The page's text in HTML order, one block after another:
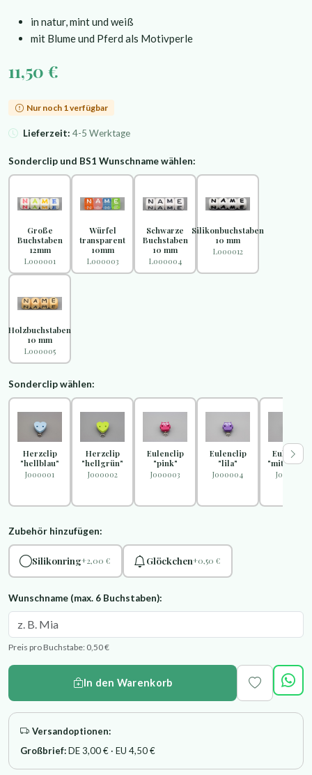
in natur, mint und weiß
mit Blume und Pferd als Motivperle
11,50 €
Nur noch 1 verfügbar
Lieferzeit: 4-5 Werktage
Sonderclip und BS1 Wunschname wählen:
Große
Buchstaben
12mm
L000001
Würfel
transparent
10mm
L000003
Schwarze
Buchstaben
10 mm
L000004
Silikonbuchstaben
10 mm
L000012
Holzbuchstaben
10 mm
L000005
Sonderclip wählen:
Herzclip
"hellblau"
J000001
Herzclip
"hellgrün"
J000002
Eulenclip
"pink"
J000003
Eulenclip
"lila"
J000004
Eulenclip
J000005
Zubehör hinzufügen:
Silikonring+2,00 € Glöckchen+0,50 €
Wunschname (max. 6 Buchstaben):
Preis pro Buchstabe: 0,50 €
In den Warenkorb
Versandoptionen:
Großbrief:DE 3,00 € · EU 4,50 €